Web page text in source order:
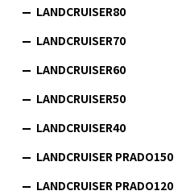
LANDCRUISER80
LANDCRUISER70
LANDCRUISER60
LANDCRUISER50
LANDCRUISER40
LANDCRUISER PRADO150
LANDCRUISER PRADO120